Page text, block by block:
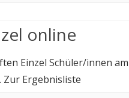
online
Einzel Schüler/innen
Zur Ergebnisliste